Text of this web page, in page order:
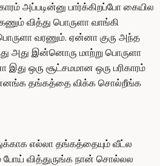
அப்படின்னு பார்க்கிறப்போ கையில
வித்து பொருளா வாங்கி
வரணும். ஏன்னா குரு அந்த
அது இன்னொரு மாற்று பொருளா
ஒரு சூட்சமமான ஒரு பரிகாரம்
தங்கத்தை விக்க சொல்றீங்க
எல்லா தங்கத்தையும் வீட்ல
வித்துருங்க நான் சொல்லல